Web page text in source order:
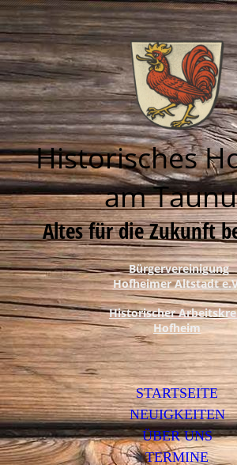
Historisches
am
Altes für die Zukunft
Bürgervereinigung
Hofheimer Altstadt
Historischer
Hofheim
STARTSEITE
NEUIGKEITEN
ÜBER UNS
TERMINE